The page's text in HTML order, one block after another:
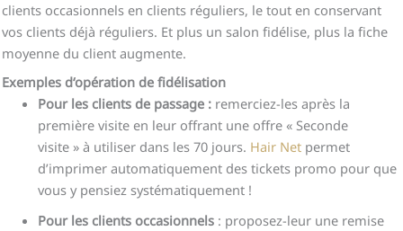
clients occasionnels en clients réguliers, le tout en conservant
vos clients déjà réguliers. Et plus un salon fidélise, plus la fiche
moyenne du client augmente.
Exemples d‘opération de fidélisation
Pour les clients de passage : remerciez-les après la
première visite en leur offrant une offre « Seconde
visite » à utiliser dans les 70 jours. Hair Net permet
d’imprimer automatiquement des tickets promo pour que
vous y pensiez systématiquement !
Pour les clients occasionnels : proposez-leur une remise